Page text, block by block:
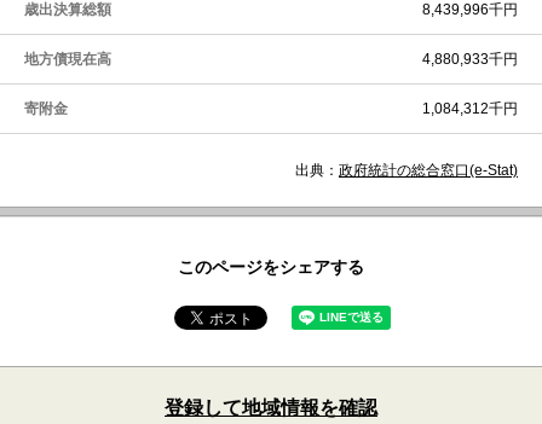
歳出決算総額 8,439,996千円
地方債現在高 4,880,933千円
寄附金 1,084,312千円
出典： 政府統計の総合窓口(e-Stat)
このページをシェアする
登録して地域情報を確認